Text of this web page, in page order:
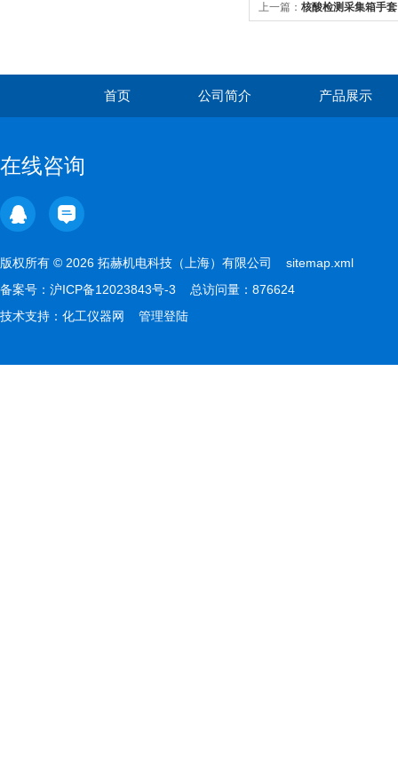
上一篇： 核酸检测采集箱手套
首页 公司简介 产品展示
在线咨询
版权所有 © 2026 拓赫机电科技（上海）有限公司 sitemap.xml
备案号： 沪ICP备12023843号-3 总访问量：876624
技术支持： 化工仪器网 管理登陆